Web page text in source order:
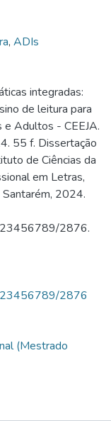
, ADIs
integradas:
de leitura para
e Adultos - CEEJA.
55 f. Dissertação
de Ciências da
em Letras,
2024.
2876.
2876
(Mestrado